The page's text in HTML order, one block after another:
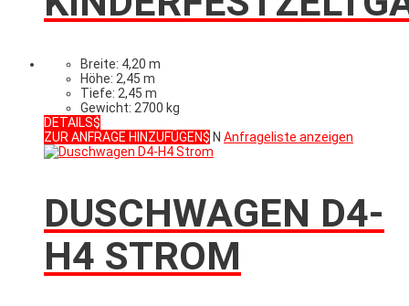
Breite: 4,20 m
Höhe: 2,45 m
Tiefe: 2,45 m
Gewicht: 2700 kg
DETAILS
ZUR ANFRAGE HINZUFÜGEN
N Anfrageliste anzeigen
DUSCHWAGEN D4-
H4 STROM